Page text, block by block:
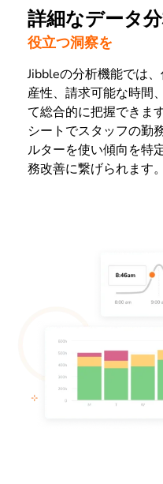
詳細なデータ
役立つ洞察を
Jibbleの分析機能では
産性、請求可能な時間
て総合的に把握できま
シートでスタッフの勤
ルターを使い傾向を特
務改善に繋げられます。